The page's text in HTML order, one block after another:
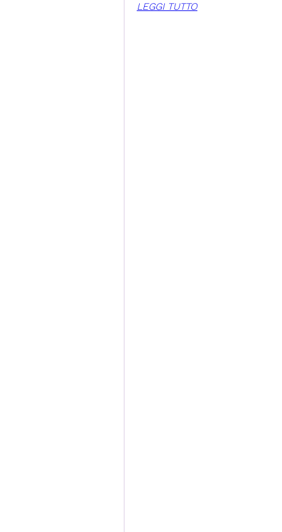
LEGGI TUTTO